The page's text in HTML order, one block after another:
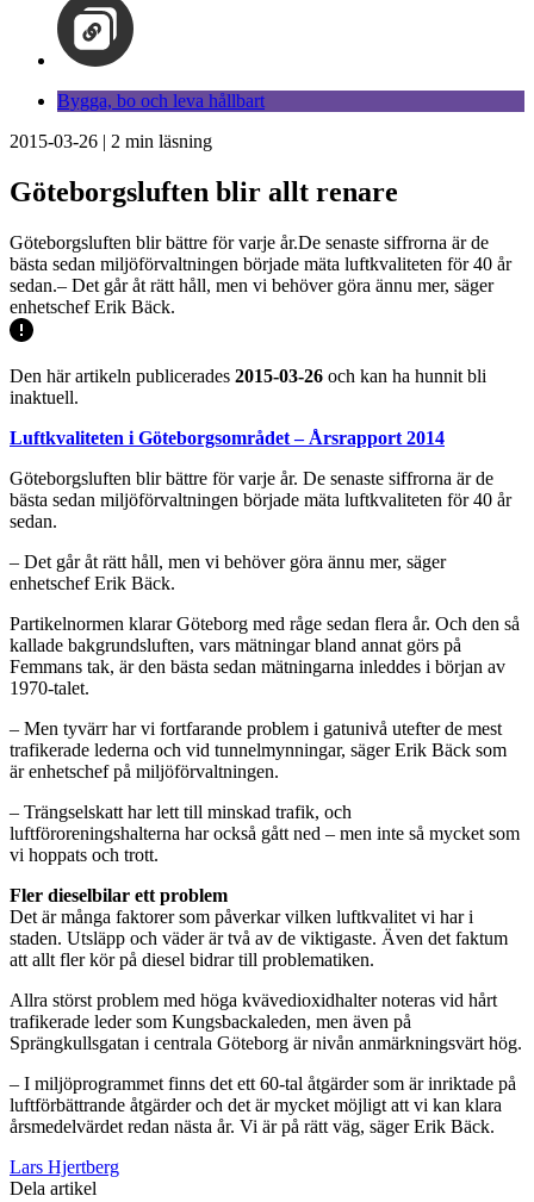
Bygga, bo och leva hållbart
2015-03-26 | 2 min läsning
Göteborgsluften blir allt renare
Göteborgsluften blir bättre för varje år.De senaste siffrorna är de
bästa sedan miljöförvaltningen började mäta luftkvaliteten för 40 år
sedan.– Det går åt rätt håll, men vi behöver göra ännu mer, säger
enhetschef Erik Bäck.
Den här artikeln publicerades 2015-03-26 och kan ha hunnit bli
inaktuell.
Luftkvaliteten i Göteborgsområdet – Årsrapport 2014
Göteborgsluften blir bättre för varje år. De senaste siffrorna är de
bästa sedan miljöförvaltningen började mäta luftkvaliteten för 40 år
sedan.
– Det går åt rätt håll, men vi behöver göra ännu mer, säger
enhetschef Erik Bäck.
Partikelnormen klarar Göteborg med råge sedan flera år. Och den så
kallade bakgrundsluften, vars mätningar bland annat görs på
Femmans tak, är den bästa sedan mätningarna inleddes i början av
1970-talet.
– Men tyvärr har vi fortfarande problem i gatunivå utefter de mest
trafikerade lederna och vid tunnelmynningar, säger Erik Bäck som
är enhetschef på miljöförvaltningen.
– Trängselskatt har lett till minskad trafik, och
luftföroreningshalterna har också gått ned – men inte så mycket som
vi hoppats och trott.
Fler dieselbilar ett problem
Det är många faktorer som påverkar vilken luftkvalitet vi har i
staden. Utsläpp och väder är två av de viktigaste. Även det faktum
att allt fler kör på diesel bidrar till problematiken.
Allra störst problem med höga kvävedioxidhalter noteras vid hårt
trafikerade leder som Kungsbackaleden, men även på
Sprängkullsgatan i centrala Göteborg är nivån anmärkningsvärt hög.
– I miljöprogrammet finns det ett 60-tal åtgärder som är inriktade på
luftförbättrande åtgärder och det är mycket möjligt att vi kan klara
årsmedelvärdet redan nästa år. Vi är på rätt väg, säger Erik Bäck.
Lars Hjertberg
Dela artikel